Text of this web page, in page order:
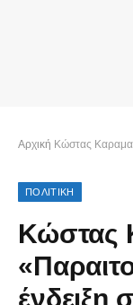
Αρχική Κώστας Καραμανλής:
ΠΟΛΙΤΙΚΗ
Κώστας
ένδειξη